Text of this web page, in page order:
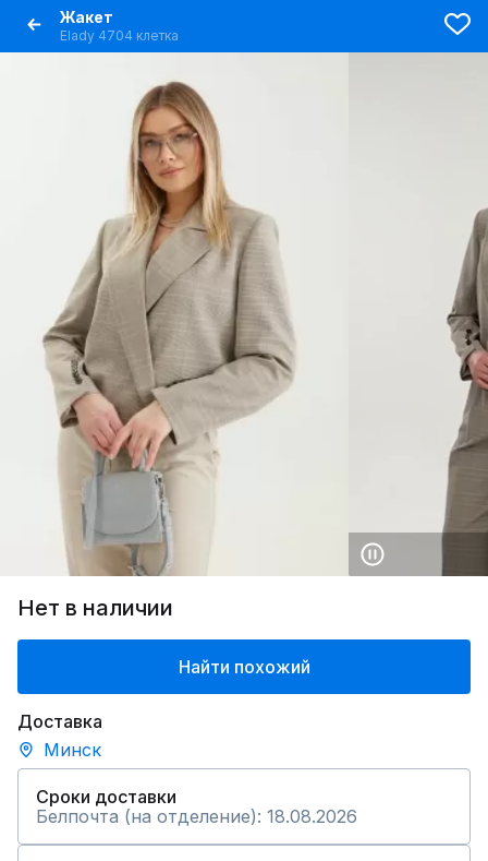
Жакет
Elady 4704 клетка
Нет в наличии
Найти похожий
Доставка
Минск
Сроки доставки
Белпочта (на отделение): 18.08.2026